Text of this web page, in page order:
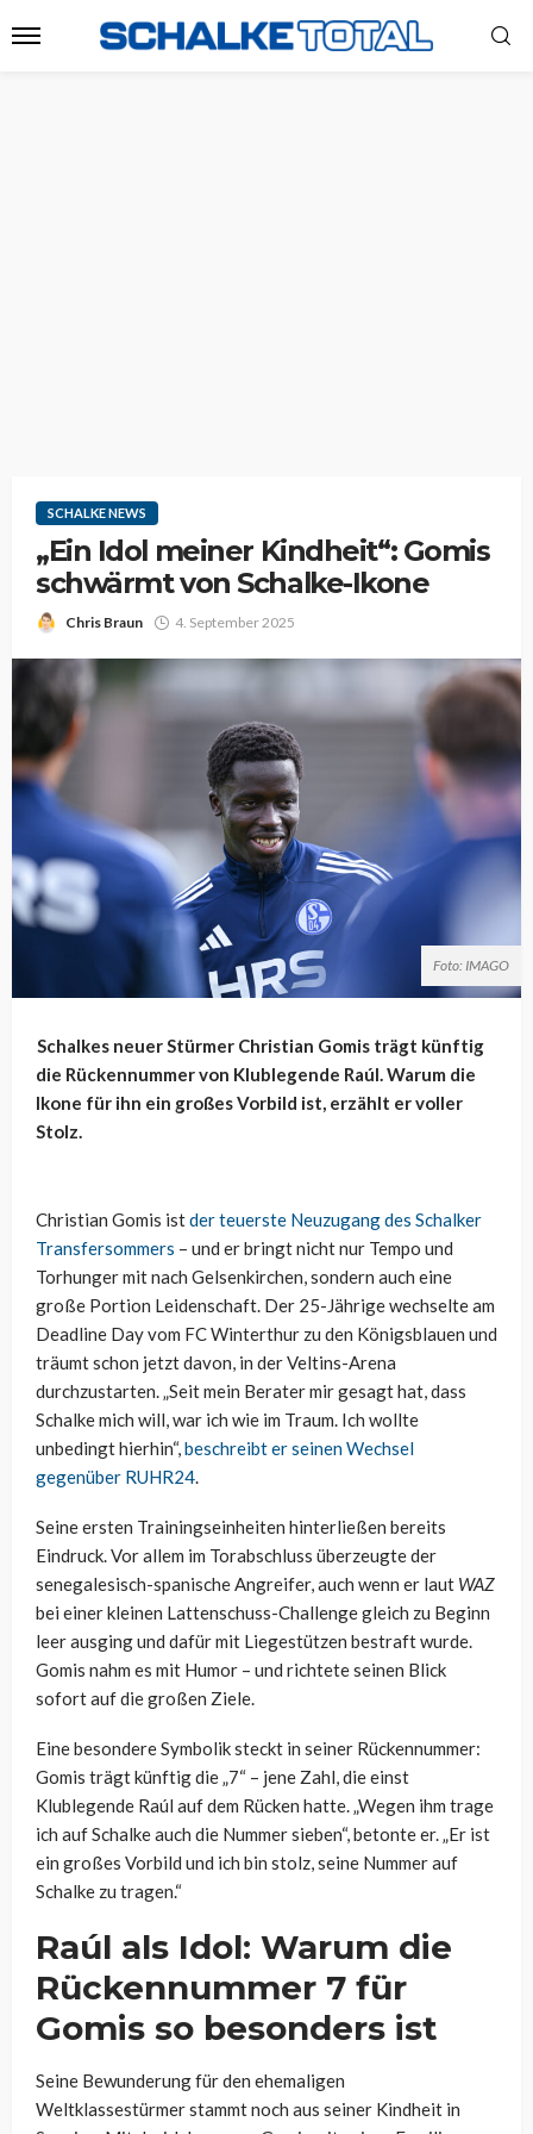
SCHALKE NEWS
„Ein Idol meiner Kindheit“: Gomis
schwärmt von Schalke-Ikone
Chris Braun 4. September 2025
Foto: IMAGO
Schalkes neuer Stürmer Christian Gomis trägt künftig
die Rückennummer von Klublegende Raúl. Warum die
Ikone für ihn ein großes Vorbild ist, erzählt er voller
Stolz.
Christian Gomis istder teuerste Neuzugang des Schalker
Transfersommers – und er bringt nicht nur Tempo und
Torhunger mit nach Gelsenkirchen, sondern auch eine
große Portion Leidenschaft. Der 25-Jährige wechselte am
Deadline Day vom FC Winterthur zu den Königsblauen und
träumt schon jetzt davon, in der Veltins-Arena
durchzustarten. „Seit mein Berater mir gesagt hat, dass
Schalke mich will, war ich wie im Traum. Ich wollte
unbedingt hierhin“,beschreibt er seinen Wechsel
gegenüber RUHR24.
Seine ersten Trainingseinheiten hinterließen bereits
Eindruck. Vor allem im Torabschluss überzeugte der
senegalesisch-spanische Angreifer, auch wenn er laut WAZ
bei einer kleinen Lattenschuss-Challenge gleich zu Beginn
leer ausging und dafür mit Liegestützen bestraft wurde.
Gomis nahm es mit Humor – und richtete seinen Blick
sofort auf die großen Ziele.
Eine besondere Symbolik steckt in seiner Rückennummer:
Gomis trägt künftig die „7“ – jene Zahl, die einst
Klublegende Raúl auf dem Rücken hatte. „Wegen ihm trage
ich auf Schalke auch die Nummer sieben“, betonte er. „Er ist
ein großes Vorbild und ich bin stolz, seine Nummer auf
Schalke zu tragen.“
Raúl als Idol: Warum die
Rückennummer 7 für
Gomis so besonders ist
Seine Bewunderung für den ehemaligen
Weltklassestürmer stammt noch aus seiner Kindheit in